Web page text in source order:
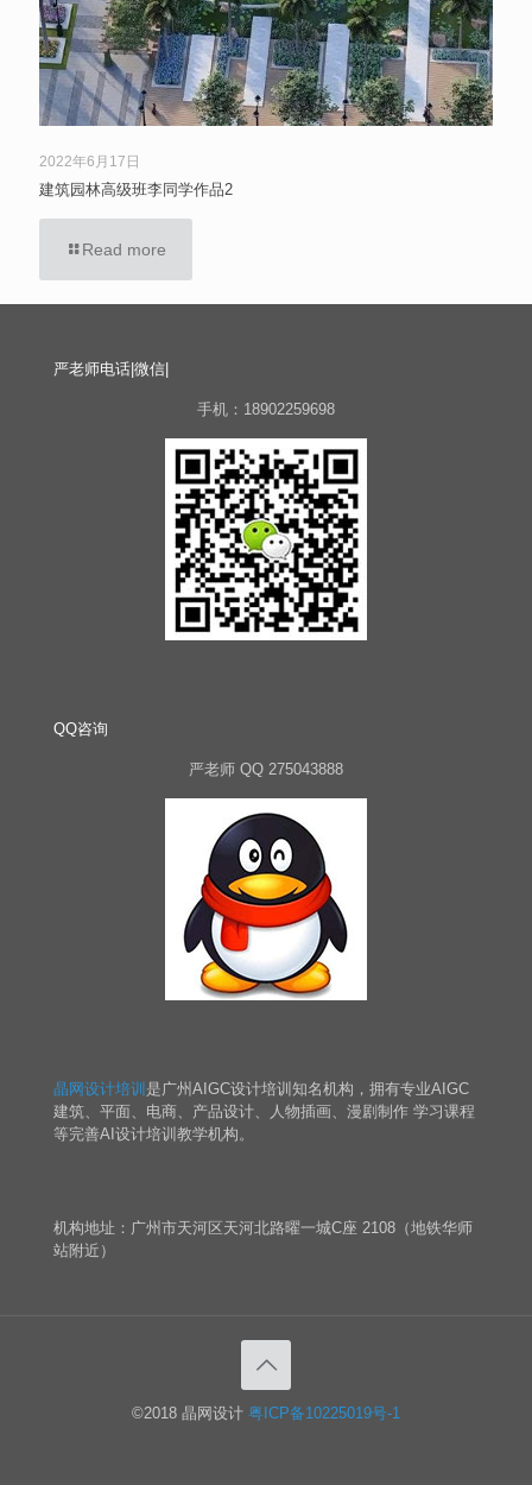
2022年6月17日
建筑园林高级班李同学作品2
Read more
严老师电话|微信|
手机：18902259698
QQ咨询
严老师 QQ 275043888
晶网设计培训 是广州AIGC设计培训知名机构，拥有专业AIGC
建筑、平面、电商、产品设计、人物插画、漫剧制作 学习课程
等完善AI设计培训教学机构。
机构地址：广州市天河区天河北路曜一城C座 2108（地铁华师
站附近）
©2018 晶网设计 粤ICP备10225019号-1